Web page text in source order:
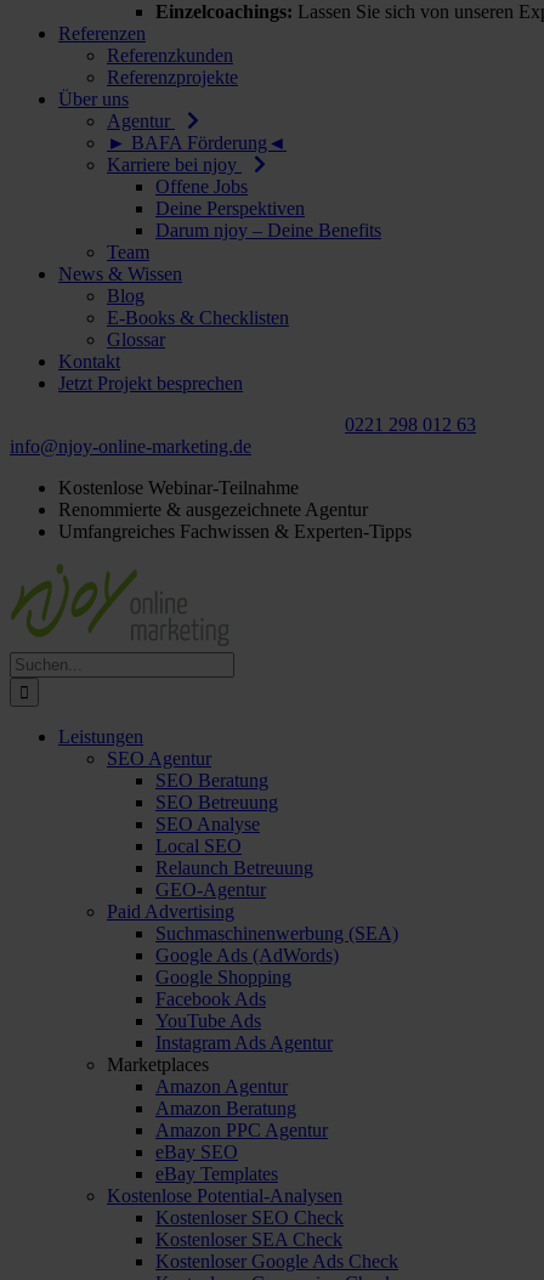
Einzelcoachings: Lassen Sie sich von unseren
Referenzen
Referenzkunden
Referenzprojekte
Über uns
Agentur
► BAFA Förderung◄
Karriere bei njoy
Offene Jobs
Deine Perspektiven
Darum njoy – Deine Benefits
Team
News & Wissen
Blog
E-Books & Checklisten
Glossar
Kontakt
Jetzt Projekt besprechen
0221 298 012 63
info@njoy‑online‑marketing.de
Kostenlose Webinar-Teilnahme
Renommierte & ausgezeichnete Agentur
Umfangreiches Fachwissen & Experten-Tipps
Suche
nach:
Leistungen
SEO Agentur
SEO Beratung
SEO Betreuung
SEO Analyse
Local SEO
Relaunch Betreuung
GEO-Agentur
Paid Advertising
Suchmaschinenwerbung (SEA)
Google Ads (AdWords)
Google Shopping
Facebook Ads
YouTube Ads
Instagram Ads Agentur
Marketplaces
Amazon Agentur
Amazon Beratung
Amazon PPC Agentur
eBay SEO
eBay Templates
Kostenlose Potential-Analysen
Kostenloser SEO Check
Kostenloser SEA Check
Kostenloser Google Ads Check